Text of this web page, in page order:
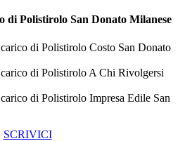
diPolistirolo San Donato Milanese
di Polistirolo Costo San Donato
di Polistirolo A Chi Rivolgersi
di Polistirolo Impresa Edile San
SCRIVICI